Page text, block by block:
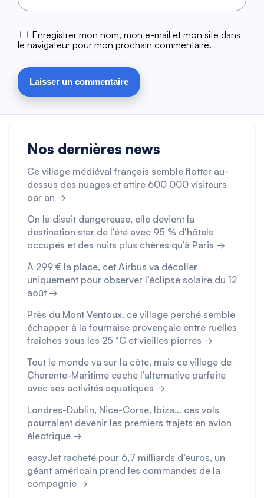
Enregistrer mon nom, mon e-mail et mon site dans
le navigateur pour mon prochain commentaire.
Nos dernières news
Ce village médiéval français semble flotter au-
dessus des nuages et attire 600 000 visiteurs
par an →
On la disait dangereuse, elle devient la
destination star de l’été avec 95 % d’hôtels
occupés et des nuits plus chères qu’à Paris →
À 299 € la place, cet Airbus va décoller
uniquement pour observer l’éclipse solaire du 12
août →
Près du Mont Ventoux, ce village perché semble
échapper à la fournaise provençale entre ruelles
fraîches sous les 25 °C et vieilles pierres →
Tout le monde va sur la côte, mais ce village de
Charente-Maritime cache l’alternative parfaite
avec ses activités aquatiques →
Londres-Dublin, Nice-Corse, Ibiza… ces vols
pourraient devenir les premiers trajets en avion
électrique →
easyJet racheté pour 6,7 milliards d’euros, un
géant américain prend les commandes de la
compagnie →